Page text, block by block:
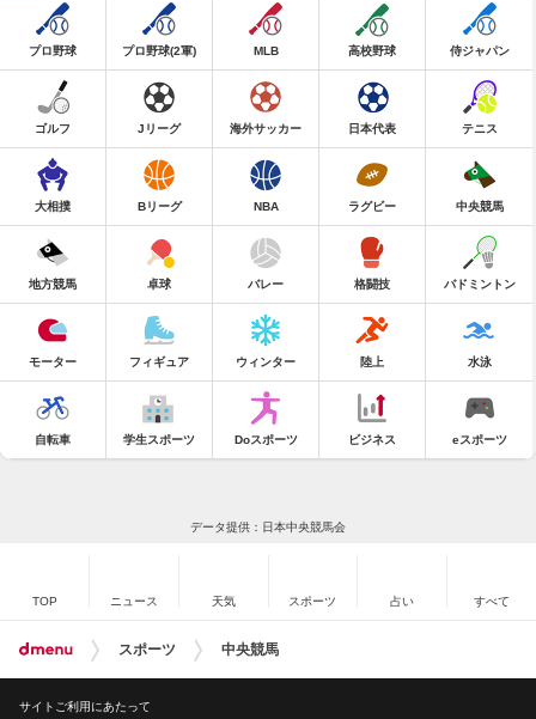
プロ野球 プロ野球(2軍) MLB 高校野球 侍ジャパン
ゴルフ Jリーグ 海外サッカー 日本代表 テニス
大相撲 Bリーグ NBA ラグビー 中央競馬
地方競馬 卓球 バレー 格闘技 バドミントン
モーター フィギュア ウィンター 陸上 水泳
自転車 学生スポーツ Doスポーツ ビジネス eスポーツ
データ提供：日本中央競馬会
TOP ニュース 天気 スポーツ 占い すべて
スポーツ 中央競馬
サイトご利用にあたって